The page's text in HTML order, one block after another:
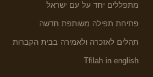
מתפללים יחד על עם ישראל
פתיחת תפילה משותפת חדשה
תהלים לאזכרה ולאמירה בבית הקברות
Tfilah in english